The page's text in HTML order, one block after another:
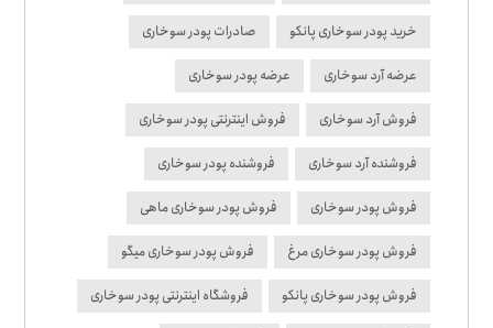
خرید پودر سوخاری پانکو صادرات پودر سوخاری
عرضه آرد سوخاری عرضه پودر سوخاری
فروش آرد سوخاری فروش اینترنتی پودر سوخاری
فروشنده آرد سوخاری فروشنده پودر سوخاری
فروش پودر سوخاری فروش پودر سوخاری ماهی
فروش پودر سوخاری مرغ فروش پودر سوخاری میگو
فروش پودر سوخاری پانکو فروشگاه اینترنتی پودر سوخاری